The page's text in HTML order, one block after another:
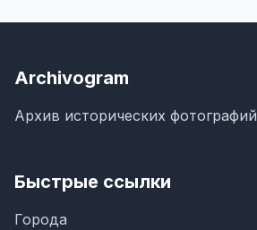
Archivogram
Архив исторических фотографий
Быстрые ссылки
Города